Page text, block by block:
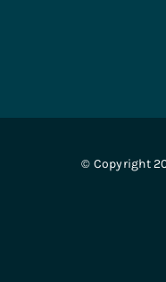
© Copyright